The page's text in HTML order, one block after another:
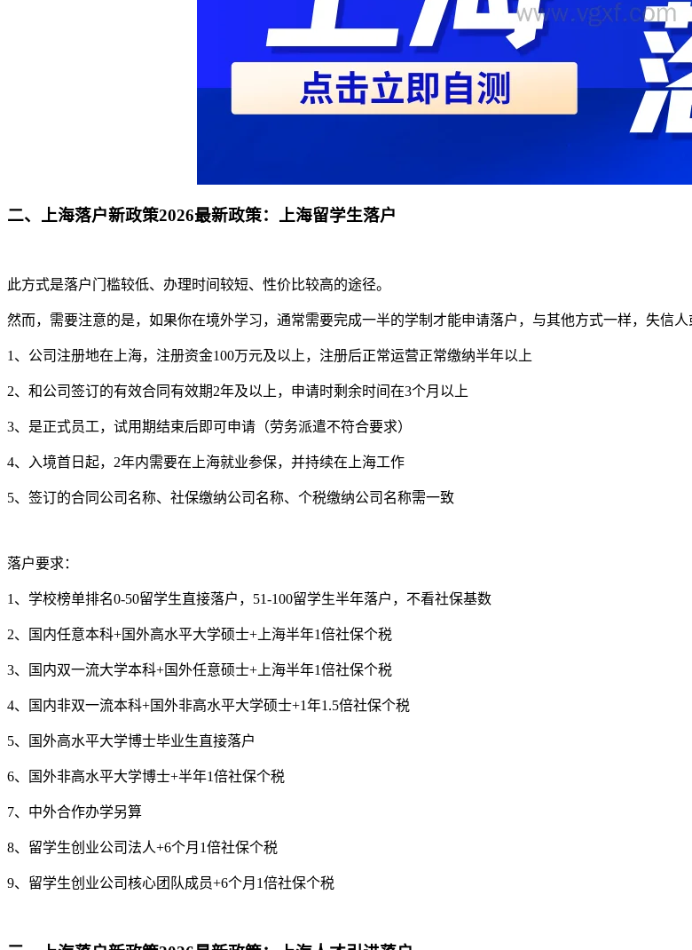
二、上海落户新政策2026最新政策：上海留学生落户
此方式是落户门槛较低、办理时间较短、性价比较高的途径。
然而，需要注意的是，如果你在境外学习，通常需要完成一半的学制才能申请落户，与其他方式一样，失信人
1、公司注册地在上海，注册资金100万元及以上，注册后正常运营正常缴纳半年以上
2、和公司签订的有效合同有效期2年及以上，申请时剩余时间在3个月以上
3、是正式员工，试用期结束后即可申请（劳务派遣不符合要求）
4、入境首日起，2年内需要在上海就业参保，并持续在上海工作
5、签订的合同公司名称、社保缴纳公司名称、个税缴纳公司名称需一致
落户要求：
1、学校榜单排名0-50留学生直接落户，51-100留学生半年落户，不看社保基数
2、国内任意本科+国外高水平大学硕士+上海半年1倍社保个税
3、国内双一流大学本科+国外任意硕士+上海半年1倍社保个税
4、国内非双一流本科+国外非高水平大学硕士+1年1.5倍社保个税
5、国外高水平大学博士毕业生直接落户
6、国外非高水平大学博士+半年1倍社保个税
7、中外合作办学另算
8、留学生创业公司法人+6个月1倍社保个税
9、留学生创业公司核心团队成员+6个月1倍社保个税